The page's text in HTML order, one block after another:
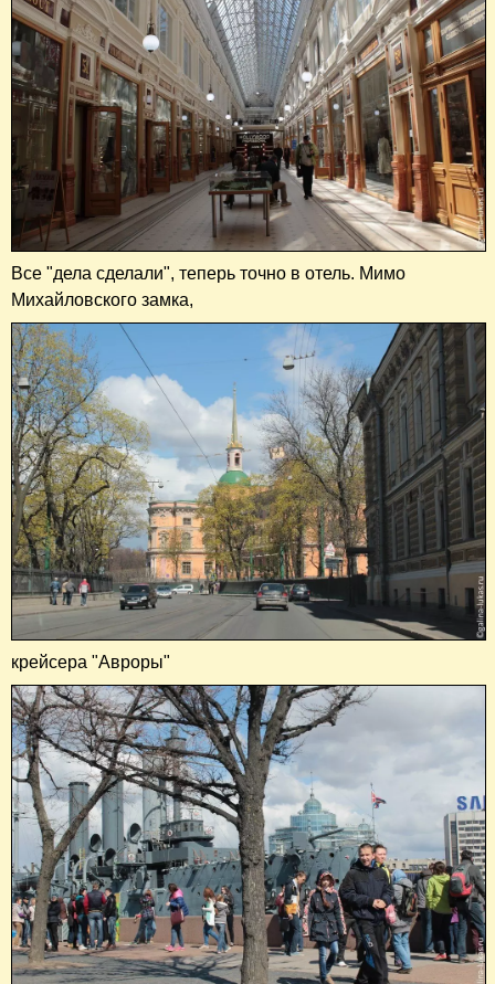
Все "дела сделали", теперь точно в отель. Мимо
Михайловского замка,
крейсера "Авроры"